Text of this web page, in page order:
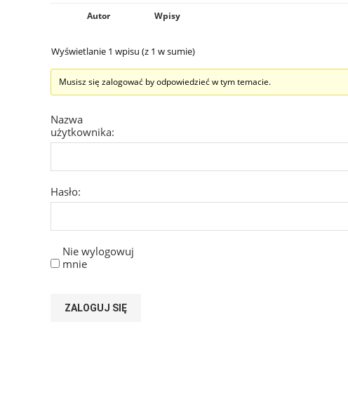
Autor Wpisy
Wyświetlanie 1 wpisu (z 1 w sumie)
Musisz się zalogować by odpowiedzieć w tym temacie.
Nazwa
użytkownika:
Hasło:
Nie wylogowuj
mnie
ZALOGUJ SIĘ